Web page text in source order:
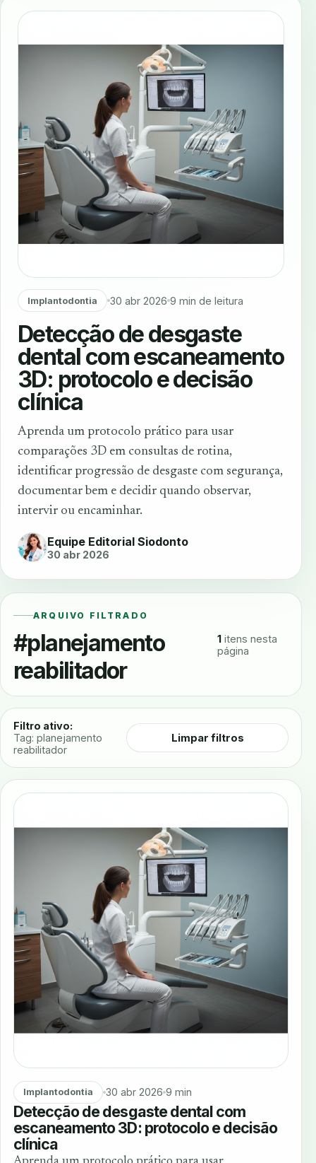
Implantodontia 30 abr 2026 9 min de leitura
Detecção de desgaste
dental com escaneamento
3D: protocolo e decisão
clínica
Aprenda um protocolo prático para usar
comparações 3D em consultas de rotina,
identificar progressão de desgaste com segurança,
documentar bem e decidir quando observar,
intervir ou encaminhar.
Equipe Editorial Siodonto
30 abr 2026
ARQUIVO FILTRADO
#planejamento
reabilitador
1itens nesta
página
Filtro ativo:
Tag: planejamento
reabilitador
Limpar filtros
Implantodontia 30 abr 2026 9 min
Detecção de desgaste dental com
escaneamento 3D: protocolo e decisão
clínica